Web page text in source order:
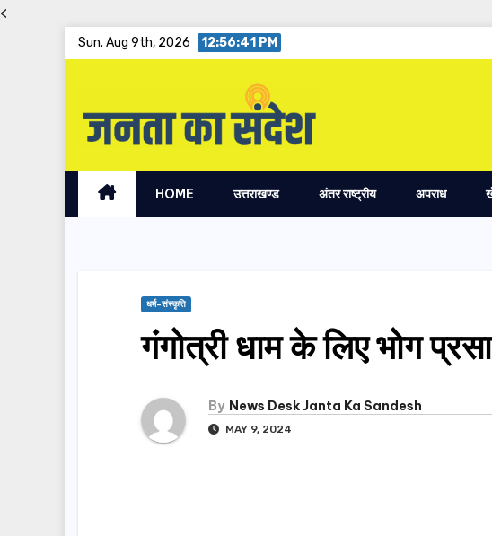
<
Sun. Aug 9th, 2026 12:56:42 PM
HOME उत्तराखण्ड अंतर राष्ट्रीय अपराध
धर्म-संस्कृति
गंगोत्री धाम के लिए भोग
By News Desk Janta Ka Sandesh
MAY 9, 2024